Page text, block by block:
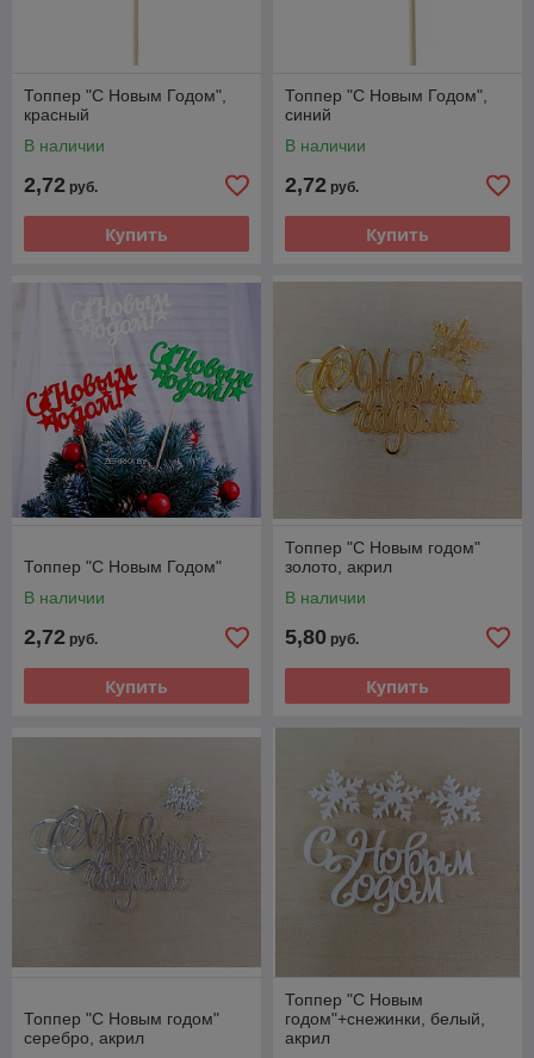
Топпер "С Новым Годом",
красный
В наличии
2,72 руб.
Купить
Топпер "С Новым Годом",
синий
В наличии
2,72 руб.
Купить
Топпер "С Новым Годом"
В наличии
2,72 руб.
Купить
Топпер "С Новым годом"
золото, акрил
В наличии
5,80 руб.
Купить
Топпер "С Новым годом"
серебро, акрил
Топпер "С Новым
годом"+снежинки, белый,
акрил